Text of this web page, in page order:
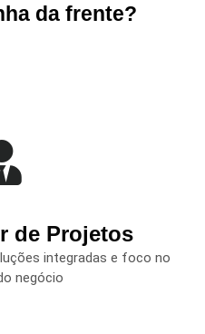
da frente?
de Projetos
integradas e foco no
negócio